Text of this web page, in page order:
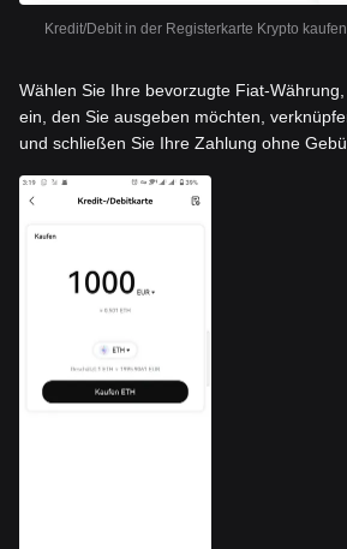
Kredit/Debit in der Registerkarte Krypto
Wählen Sie Ihre bevorzugte Fiat-
ein, den Sie ausgeben möchten,
und schließen Sie Ihre Zahlung ohne